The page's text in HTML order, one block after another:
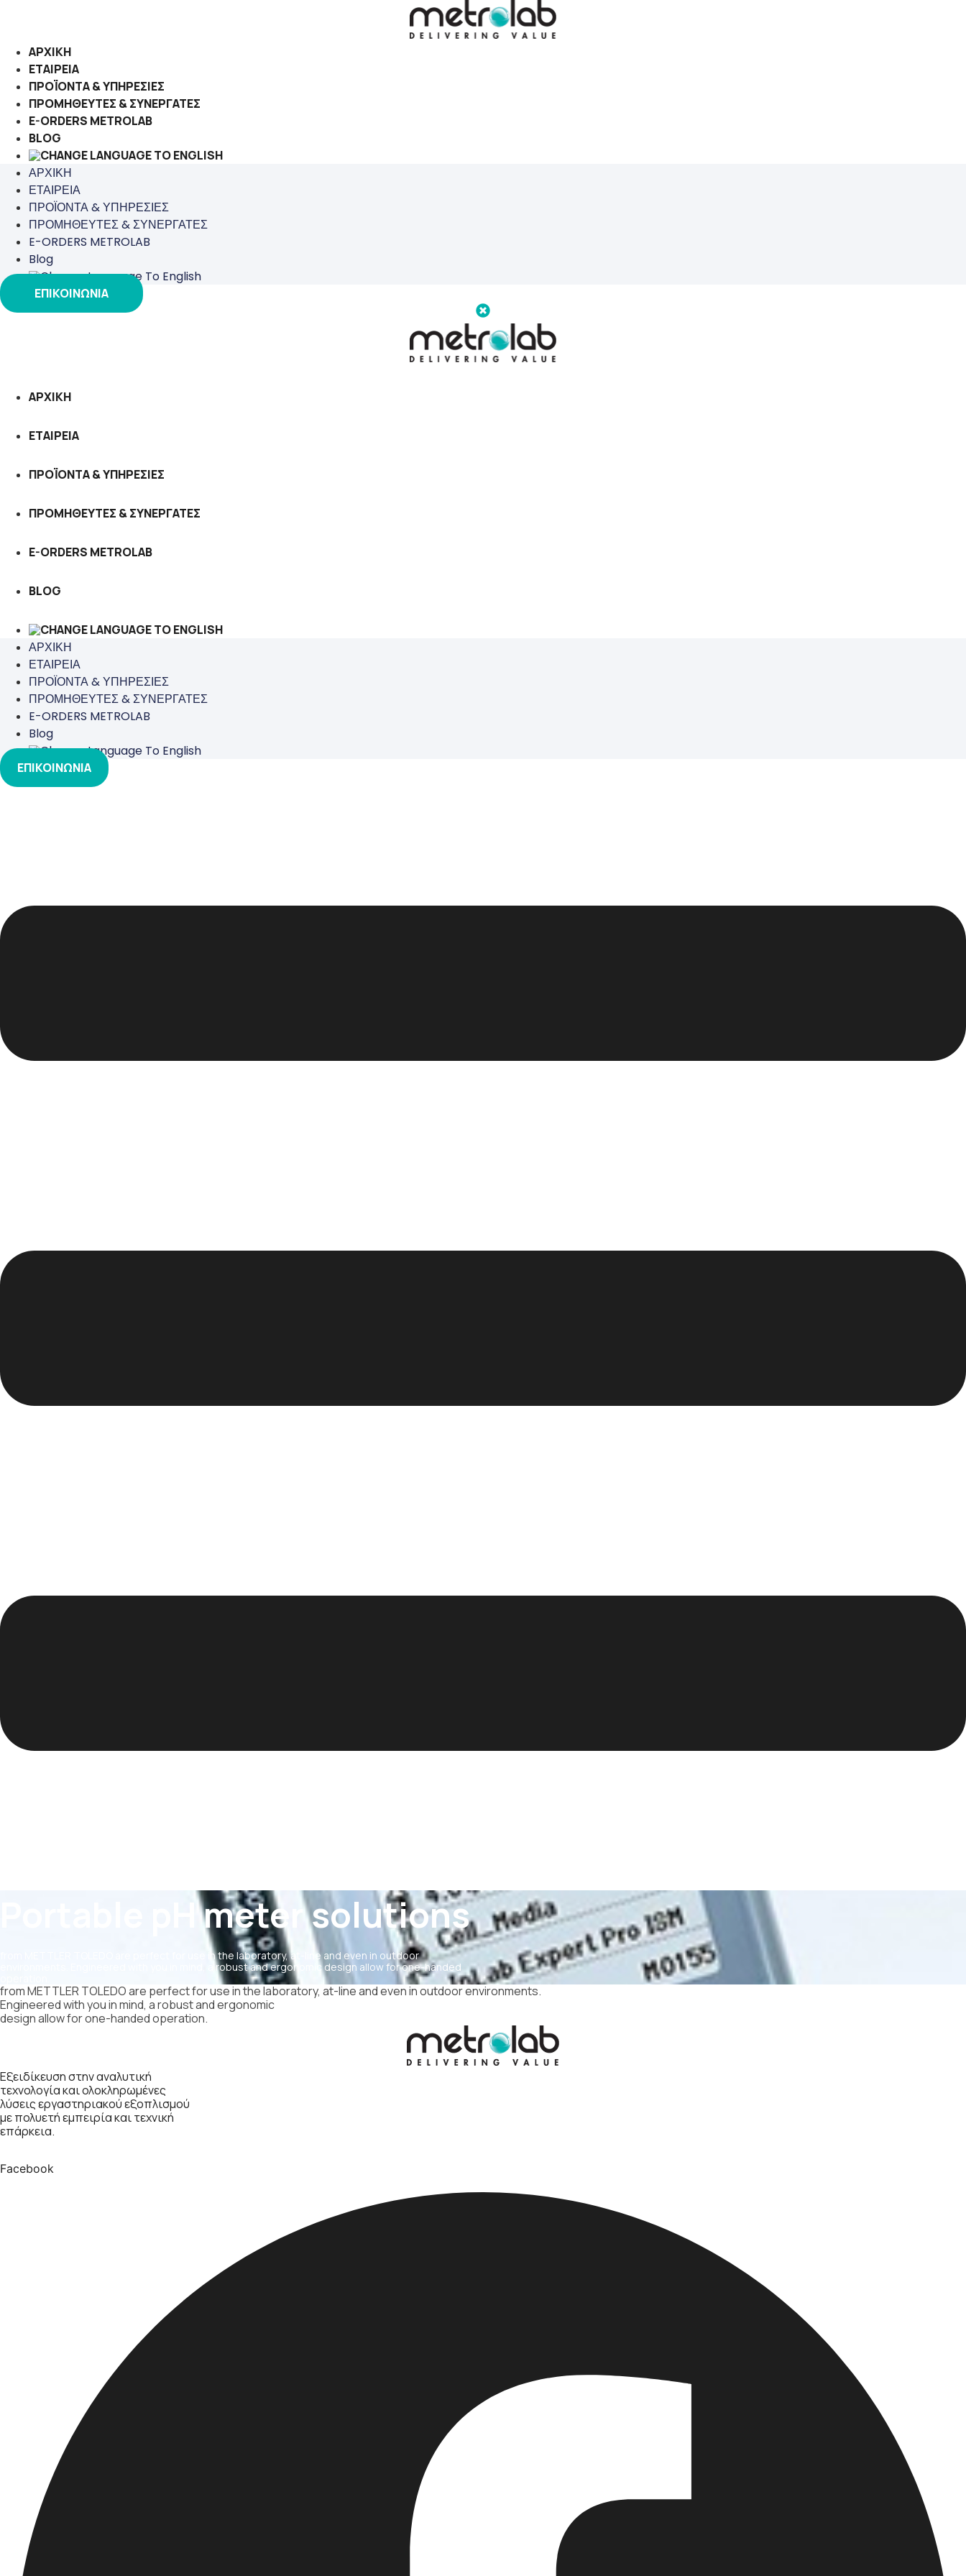
ΑΡΧΙΚΗ
ΕΤΑΙΡΕΙΑ
ΠΡΟΪΟΝΤΑ & ΥΠΗΡΕΣΙΕΣ
ΠΡΟΜΗΘΕΥΤΕΣ & ΣΥΝΕΡΓΑΤΕΣ
E-ORDERS METROLAB
BLOG
ΑΡΧΙΚΗ
ΕΤΑΙΡΕΙΑ
ΠΡΟΪΟΝΤΑ & ΥΠΗΡΕΣΙΕΣ
ΠΡΟΜΗΘΕΥΤΕΣ & ΣΥΝΕΡΓΑΤΕΣ
E-ORDERS METROLAB
Blog
ΕΠΙΚΟΙΝΩΝΙΑ
ΑΡΧΙΚΗ
ΕΤΑΙΡΕΙΑ
ΠΡΟΪΟΝΤΑ & ΥΠΗΡΕΣΙΕΣ
ΠΡΟΜΗΘΕΥΤΕΣ & ΣΥΝΕΡΓΑΤΕΣ
E-ORDERS METROLAB
BLOG
ΑΡΧΙΚΗ
ΕΤΑΙΡΕΙΑ
ΠΡΟΪΟΝΤΑ & ΥΠΗΡΕΣΙΕΣ
ΠΡΟΜΗΘΕΥΤΕΣ & ΣΥΝΕΡΓΑΤΕΣ
E-ORDERS METROLAB
Blog
ΕΠΙΚΟΙΝΩΝΙΑ
Portable pH meter solutions
from METTLER TOLEDO are perfect for use in the laboratory, at-line and even in outdoor
environments. Engineered with you in mind, a robust and ergonomic design allow for one-handed
from METTLER TOLEDO are perfect for use in the laboratory, at-line and even in outdoor environments.
Engineered with you in mind, a robust and ergonomic
design allow for one-handed operation.
Εξειδίκευση στην αναλυτική
τεχνολογία και ολοκληρωμένες
λύσεις εργαστηριακού εξοπλισμού
με πολυετή εμπειρία και τεχνική
επάρκεια.
Facebook